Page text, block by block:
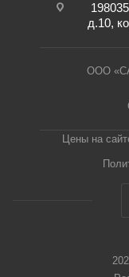
д.10,
ООО
Цены на